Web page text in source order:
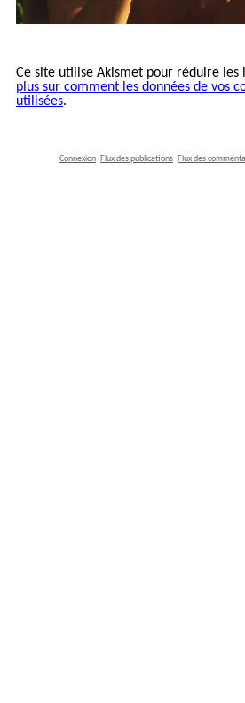
Ce site utilise Akismet pour réduire les
plus sur comment les données de vos
utilisées.
Connexion Flux des publications Flux des